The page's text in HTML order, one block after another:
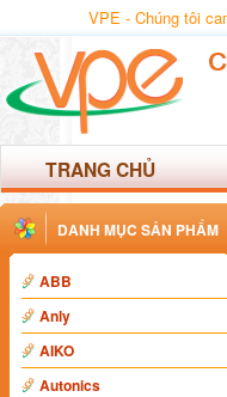
VPE - Chúng tôi
TRANG CHỦ
DANH MỤC SẢN PHẨM
ABB
Anly
AIKO
Autonics